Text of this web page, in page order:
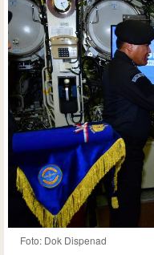
Foto: Dok Dispenad